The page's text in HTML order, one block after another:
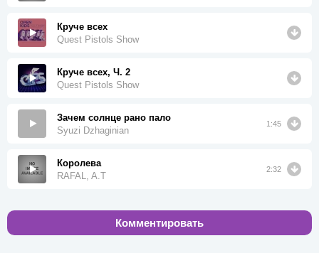
Круче всех
Quest Pistols Show
Круче всех, Ч. 2
Quest Pistols Show
Зачем солнце рано пало
Syuzi Dzhaginian
1:45
Королева
RAFAL, A.T
2:32
Комментировать